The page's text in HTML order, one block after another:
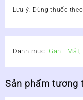
Lưu ý: Dùng thuốc
Danh mục: Gan - Mật,
Sản phẩm tương